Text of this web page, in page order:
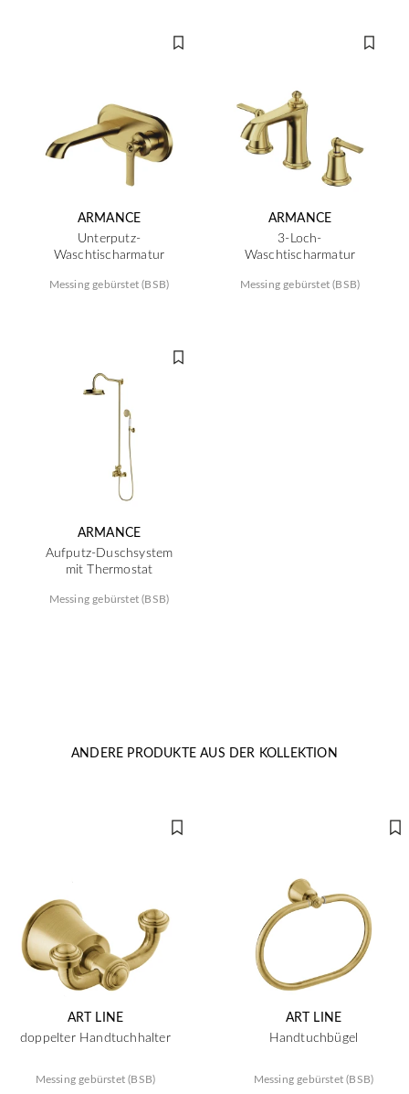
ARMANCE
Unterputz-
Waschtischarmatur
Messing gebürstet (BSB)
ARMANCE
3-Loch-
Waschtischarmatur
Messing gebürstet (BSB)
ARMANCE
Aufputz-Duschsystem
mit Thermostat
Messing gebürstet (BSB)
ANDERE PRODUKTE AUS DER KOLLEKTION
ART LINE
doppelter Handtuchhalter
Messing gebürstet (BSB)
ART LINE
Handtuchbügel
Messing gebürstet (BSB)